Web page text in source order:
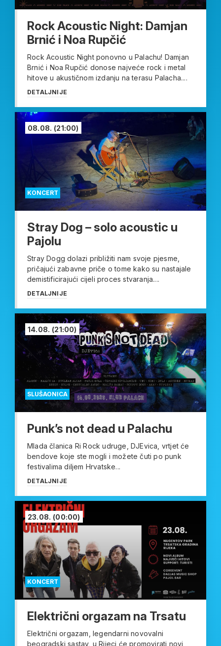
Rock Acoustic Night: Damjan
Brnić i Noa Rupčić
Rock Acoustic Night ponovno u Palachu! Damjan
Brnić i Noa Rupčić donose najveće rock i metal
hitove u akustičnom izdanju na terasu Palacha....
DETALJNIJE
KONCERT
08.08. (21:00)
Stray Dog – solo acoustic u
Pajolu
Stray Dogg dolazi približiti nam svoje pjesme,
pričajući zabavne priče o tome kako su nastajale
demistificirajući cijeli proces stvaranja....
DETALJNIJE
SLUŠAONICA
14.08. (21:00)
Punk’s not dead u Palachu
Mlada članica Ri Rock udruge, DJEvica, vrtjet će
bendove koje ste mogli i možete čuti po punk
festivalima diljem Hrvatske...
DETALJNIJE
KONCERT
23.08. (00:00)
Električni orgazam na Trsatu
Električni orgazam, legendarni novovalni
beogradski sastav, u Rijeci će promovirati novi